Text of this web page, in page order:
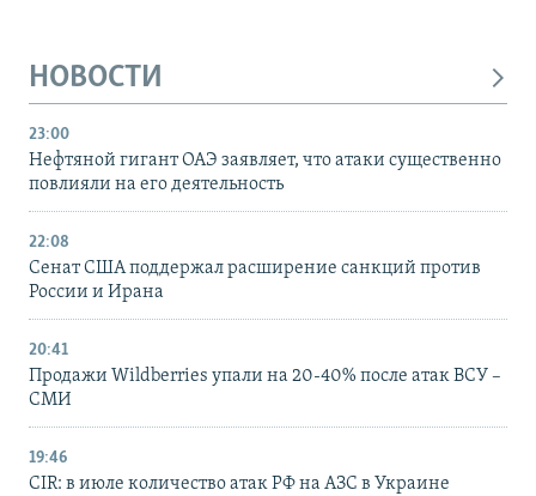
НОВОСТИ
23:00
Нефтяной гигант ОАЭ заявляет, что атаки существенно
повлияли на его деятельность
22:08
Сенат США поддержал расширение санкций против
России и Ирана
20:41
Продажи Wildberries упали на 20-40% после атак ВСУ –
СМИ
19:46
CIR: в июле количество атак РФ на АЗС в Украине